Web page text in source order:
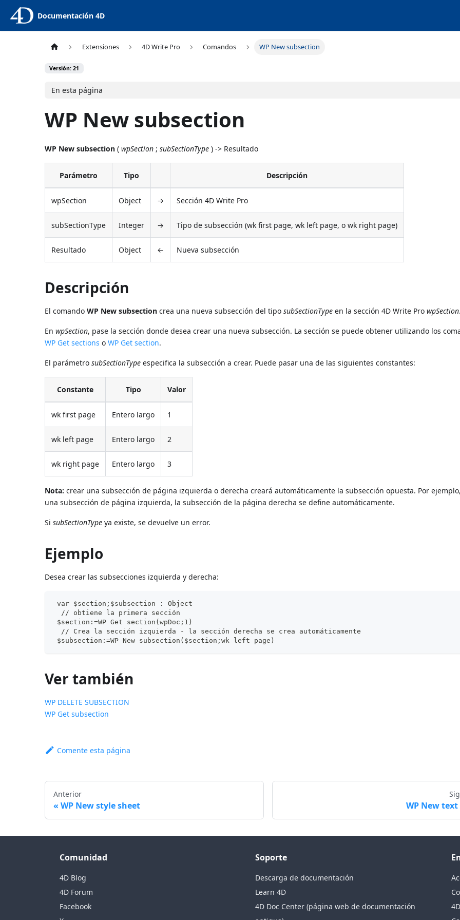
Documentación 4D
Extensiones 4D Write Pro Comandos WP New subsection
Versión: 21
En esta página
WP New subsection
WP New subsection (wpSection ;subSectionType ) -> Resultado
Parámetro Tipo Descripción
wpSection Object → Sección 4D Write Pro
subSectionType Integer → Tipo de subsección (wk first page, wk left page, o wk right page)
Resultado Object ← Nueva subsección
Descripción
El comandoWP New subsection crea una nueva subsección del tiposubSectionType en la sección 4D Write ProwpSection.
EnwpSection, pase la sección donde desea crear una nueva subsección. La sección se puede obtener utilizando los
WP Get sections oWP Get section.
El parámetrosubSectionType especifica la subsección a crear. Puede pasar una de las siguientes constantes:
Constante Tipo Valor
wk first page Entero largo 1
wk left page Entero largo 2
wk right page Entero largo 3
Nota: crear una subsección de página izquierda o derecha creará automáticamente la subsección opuesta. Por
una subsección de página izquierda, la subsección de la página derecha se define automáticamente.
SisubSectionType ya existe, se devuelve un error.
Ejemplo
Desea crear las subsecciones izquierda y derecha:
var $section;$subsection : Object
// obtiene la primera sección
$section:=WP Get section(wpDoc;1)
// Crea la sección izquierda - la sección derecha se crea automáticamente
$subsection:=WP New subsection($section;wk left page)
Ver también
WP DELETE SUBSECTION
WP Get subsection
Comente esta página
Anterior
WP New style sheet WP New
Comunidad
4D Blog
4D Forum
Facebook
Soporte
Descarga de documentación
Learn 4D
4D Doc Center (página web de documentación